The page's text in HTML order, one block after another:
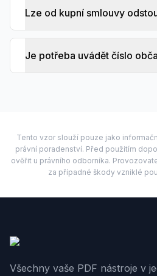
Lze od kupní smlouvy
Je potřeba uvádět číslo
Tento vzor slouží pouze jako
právní poradenství. Před použitím
ověřit u právního odborníka.
za případné škody vzniklé
Všechny vaše PDF nástroje v